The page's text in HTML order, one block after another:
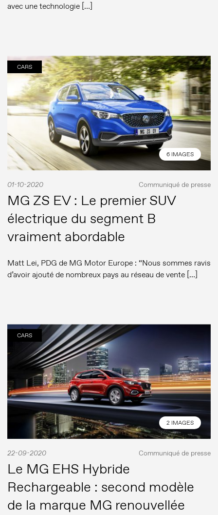
avec une technologie […]
CARS
6 IMAGES
01-10-2020 Communiqué de presse
MG ZS EV : Le premier SUV
électrique du segment B
vraiment abordable
Matt Lei, PDG de MG Motor Europe : “Nous sommes ravis
d’avoir ajouté de nombreux pays au réseau de vente […]
CARS
2 IMAGES
22-09-2020 Communiqué de presse
Le MG EHS Hybride
Rechargeable : second modèle
de la marque MG renouvellée